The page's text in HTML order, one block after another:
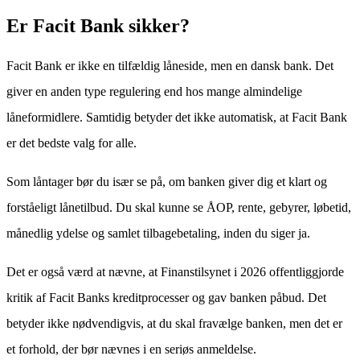
Er Facit Bank sikker?
Facit Bank er ikke en tilfældig låneside, men en dansk bank. Det
giver en anden type regulering end hos mange almindelige
låneformidlere. Samtidig betyder det ikke automatisk, at Facit Bank
er det bedste valg for alle.
Som låntager bør du især se på, om banken giver dig et klart og
forståeligt lånetilbud. Du skal kunne se ÅOP, rente, gebyrer, løbetid,
månedlig ydelse og samlet tilbagebetaling, inden du siger ja.
Det er også værd at nævne, at Finanstilsynet i 2026 offentliggjorde
kritik af Facit Banks kreditprocesser og gav banken påbud. Det
betyder ikke nødvendigvis, at du skal fravælge banken, men det er
et forhold, der bør nævnes i en seriøs anmeldelse.